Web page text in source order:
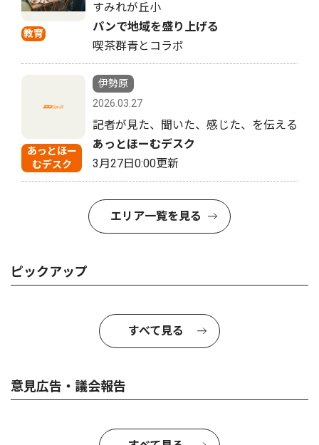
教育
すみれが丘小
パンで地域を盛り上げる
喫茶群青とコラボ
あっとほー
むデスク
伊勢原
2026.03.27
記者が見た、聞いた、感じた、を伝える
あっとほーむデスク
3月27日0:00更新
エリア一覧を見る
ピックアップ
すべて見る
意見広告・議会報告